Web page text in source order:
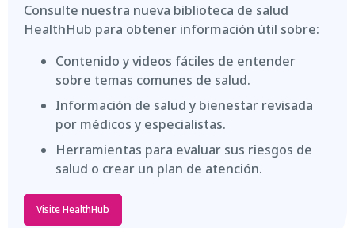
Consulte nuestra nueva biblioteca de salud
HealthHub para obtener información útil sobre:
Contenido y videos fáciles de entender
sobre temas comunes de salud.
Información de salud y bienestar revisada
por médicos y especialistas.
Herramientas para evaluar sus riesgos de
salud o crear un plan de atención.
Visite HealthHub